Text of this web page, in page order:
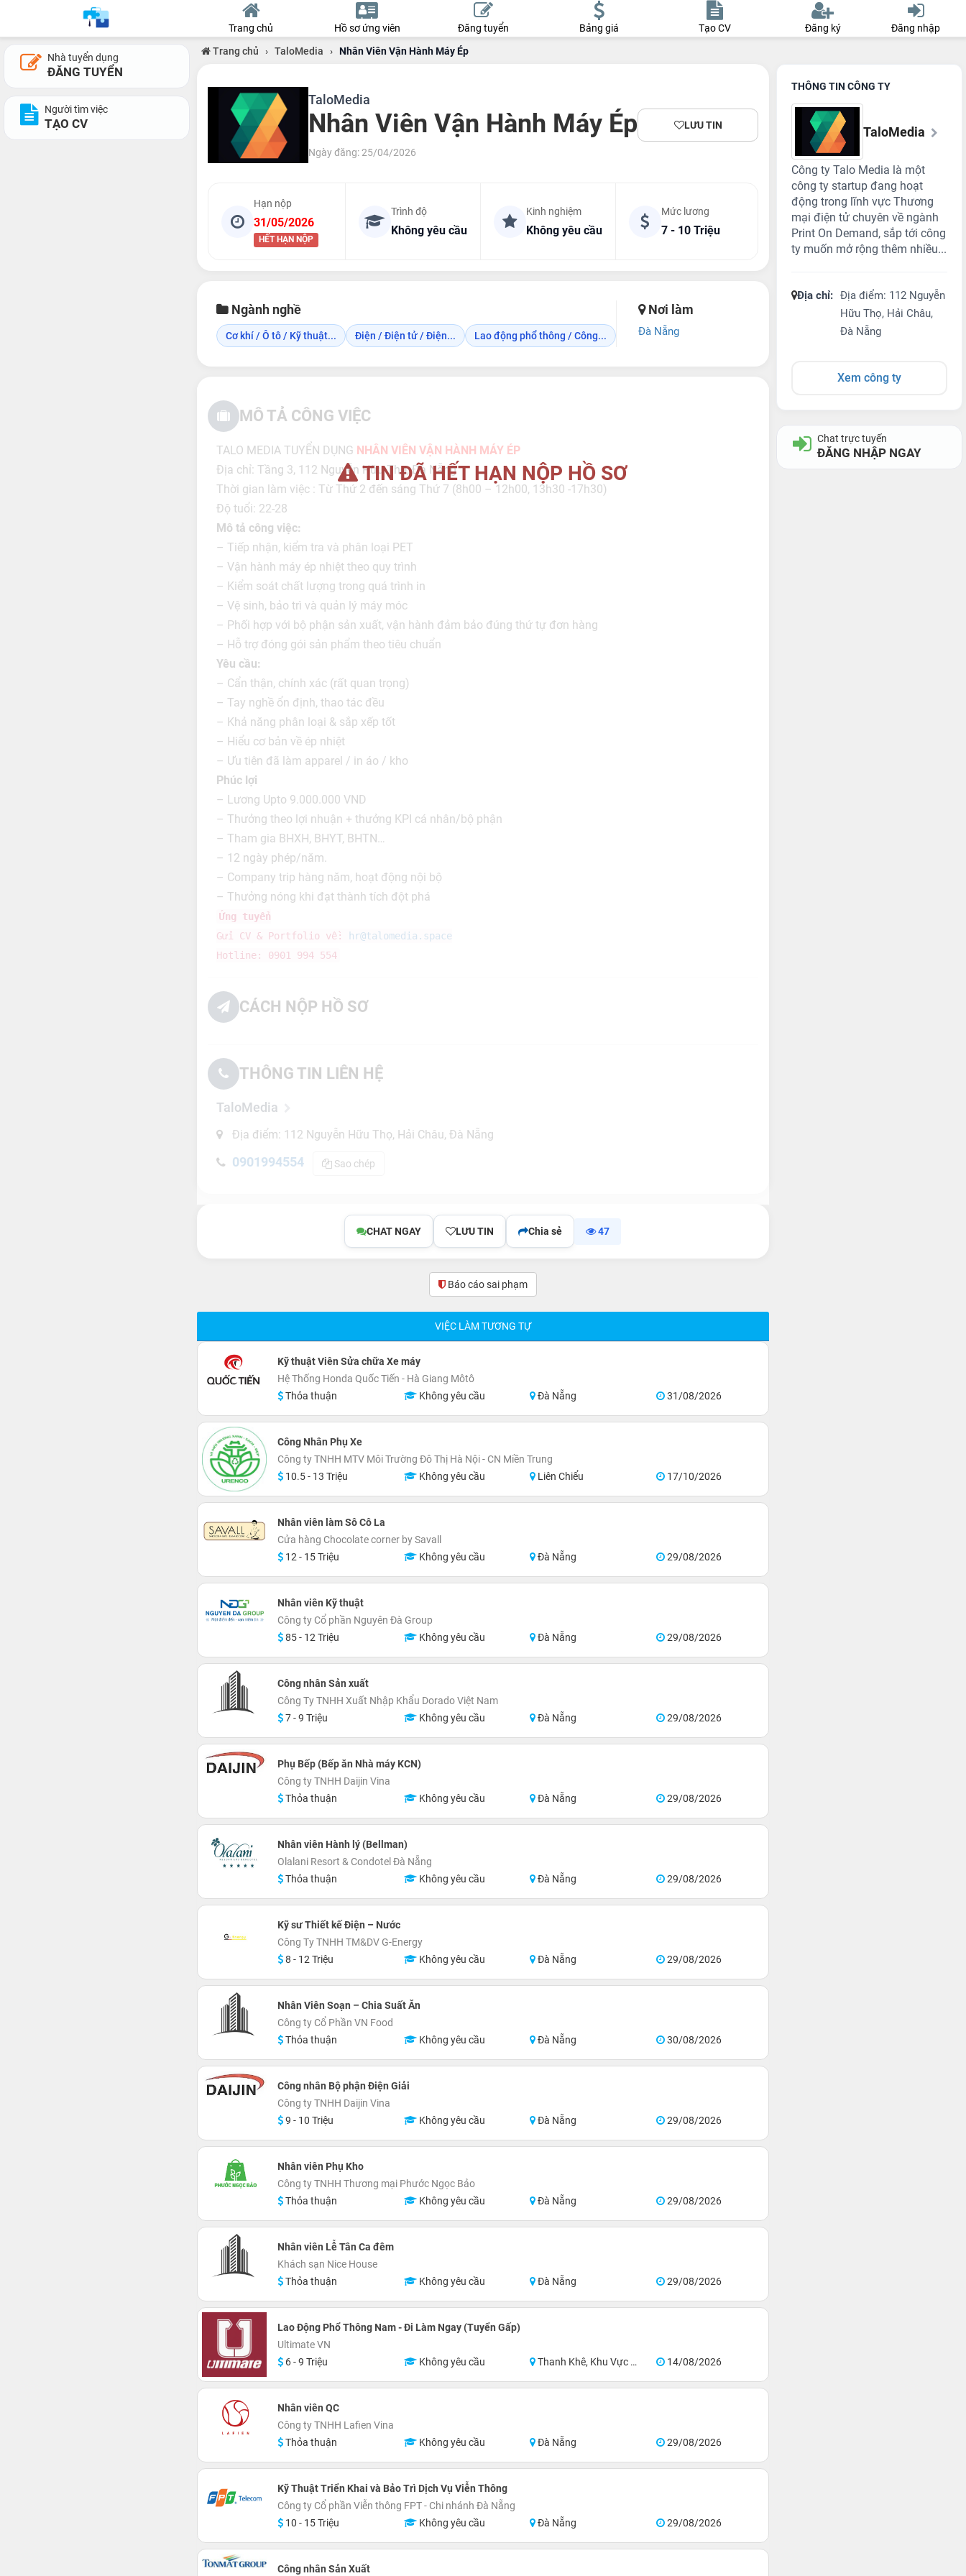
Trang chủ Hồ sơ ứng viên Đăng tuyển Bảng giá Tạo CV Đăng ký Đăng nhập
Nhà tuyển dụng
ĐĂNG TUYỂN
Người tìm việc
TẠO CV
Trang chủ › TaloMedia › Nhân Viên Vận Hành Máy Ép
TaloMedia
Nhân Viên Vận Hành Máy Ép
Ngày đăng: 25/04/2026
LƯU TIN
Hạn nộp
31/05/2026
HẾT HẠN NỘP
Trình độ
Không yêu cầu
Kinh nghiệm
Không yêu cầu
Mức lương
7 - 10 Triệu
Ngành nghề
Cơ khí / Ô tô / Kỹ thuật... Điện / Điện tử / Điện... Lao động phổ thông / Công...
Nơi làm
Đà Nẵng
TIN ĐÃ HẾT HẠN NỘP HỒ SƠ
MÔ TẢ CÔNG VIỆC
TALO MEDIA TUYỂN DỤNG NHÂN VIÊN VẬN HÀNH MÁY ÉP
Địa chỉ: Tầng 3, 112 Nguyễn Hữu Thọ, Đà Nẵng
Thời gian làm việc : Từ Thứ 2 đến sáng Thứ 7 (8h00 – 12h00, 13h30 -17h30)
Độ tuổi: 22-28
Mô tả công việc:
– Tiếp nhận, kiểm tra và phân loại PET
– Vận hành máy ép nhiệt theo quy trình
– Kiểm soát chất lượng trong quá trình in
– Vệ sinh, bảo trì và quản lý máy móc
– Phối hợp với bộ phận sản xuất, vận hành đảm bảo đúng thứ tự đơn hàng
– Hỗ trợ đóng gói sản phẩm theo tiêu chuẩn
Yêu cầu:
– Cẩn thận, chính xác (rất quan trọng)
– Tay nghề ổn định, thao tác đều
– Khả năng phân loại & sắp xếp tốt
– Hiểu cơ bản về ép nhiệt
– Ưu tiên đã làm apparel / in áo / kho
Phúc lợi
– Lương Upto 9.000.000 VND
– Thưởng theo lợi nhuận + thưởng KPI cá nhân/bộ phận
– Tham gia BHXH, BHYT, BHTN…
– 12 ngày phép/năm.
– Company trip hàng năm, hoạt động nội bộ
– Thưởng nóng khi đạt thành tích đột phá
Ứng tuyển
Gửi CV & Portfolio về:
hr@talomedia.space
Hotline: 0901 994 554
CÁCH NỘP HỒ SƠ
THÔNG TIN LIÊN HỆ
TaloMedia
Địa điểm: 112 Nguyễn Hữu Thọ, Hải Châu, Đà Nẵng
0901994554 Sao chép
CHAT NGAY LƯU TIN Chia sẻ 47
Báo cáo sai phạm
VIỆC LÀM TƯƠNG TỰ
Kỹ thuật Viên Sửa chữa Xe máy
Hệ Thống Honda Quốc Tiến - Hà Giang Môtô
Thỏa thuận
Không yêu cầu Đà Nẵng 31/08/2026
Công Nhân Phụ Xe
Công ty TNHH MTV Môi Trường Đô Thị Hà Nội - CN Miền Trung
10.5 - 13 Triệu
Không yêu cầu Liên Chiểu 17/10/2026
Nhân viên làm Sô Cô La
Cửa hàng Chocolate corner by Savall
12 - 15 Triệu
Không yêu cầu Đà Nẵng 29/08/2026
Nhân viên Kỹ thuật
Công ty Cổ phần Nguyên Đà Group
85 - 12 Triệu
Không yêu cầu Đà Nẵng 29/08/2026
Công nhân Sản xuất
Công Ty TNHH Xuất Nhập Khẩu Dorado Việt Nam
7 - 9 Triệu
Không yêu cầu Đà Nẵng 29/08/2026
Phụ Bếp (Bếp ăn Nhà máy KCN)
Công ty TNHH Daijin Vina
Thỏa thuận
Không yêu cầu Đà Nẵng 29/08/2026
Nhân viên Hành lý (Bellman)
Olalani Resort & Condotel Đà Nẵng
Thỏa thuận
Không yêu cầu Đà Nẵng 29/08/2026
Kỹ sư Thiết kế Điện – Nước
Công Ty TNHH TM&DV G-Energy
8 - 12 Triệu
Không yêu cầu Đà Nẵng 29/08/2026
Nhân Viên Soạn – Chia Suất Ăn
Công ty Cổ Phần VN Food
Thỏa thuận
Không yêu cầu Đà Nẵng 30/08/2026
Công nhân Bộ phận Điện Giải
Công ty TNHH Daijin Vina
9 - 10 Triệu
Không yêu cầu Đà Nẵng 29/08/2026
Nhân viên Phụ Kho
Công ty TNHH Thương mại Phước Ngọc Bảo
Thỏa thuận
Không yêu cầu Đà Nẵng 29/08/2026
Nhân viên Lễ Tân Ca đêm
Khách sạn Nice House
Thỏa thuận
Không yêu cầu Đà Nẵng 29/08/2026
Lao Động Phổ Thông Nam - Đi Làm Ngay (Tuyển Gấp)
Ultimate VN
6 - 9 Triệu
Không yêu cầu Thanh Khê, Khu Vực Lân Cận Đà Nẵng 14/08/2026
Nhân viên QC
Công ty TNHH Lafien Vina
Thỏa thuận
Không yêu cầu Đà Nẵng 29/08/2026
Kỹ Thuật Triển Khai và Bảo Trì Dịch Vụ Viễn Thông
Công ty Cổ phần Viễn thông FPT - Chi nhánh Đà Nẵng
10 - 15 Triệu
Không yêu cầu Đà Nẵng 29/08/2026
Công nhân Sản Xuất
THÔNG TIN CÔNG TY
TaloMedia
Công ty Talo Media là một
công ty startup đang hoạt
động trong lĩnh vực Thương
mại điện tử chuyên về ngành
Print On Demand, sắp tới công
ty muốn mở rộng thêm nhiều...
Địa chỉ: Địa điểm: 112 Nguyễn
Hữu Thọ, Hải Châu,
Đà Nẵng
Xem công ty
Chat trực tuyến
ĐĂNG NHẬP NGAY